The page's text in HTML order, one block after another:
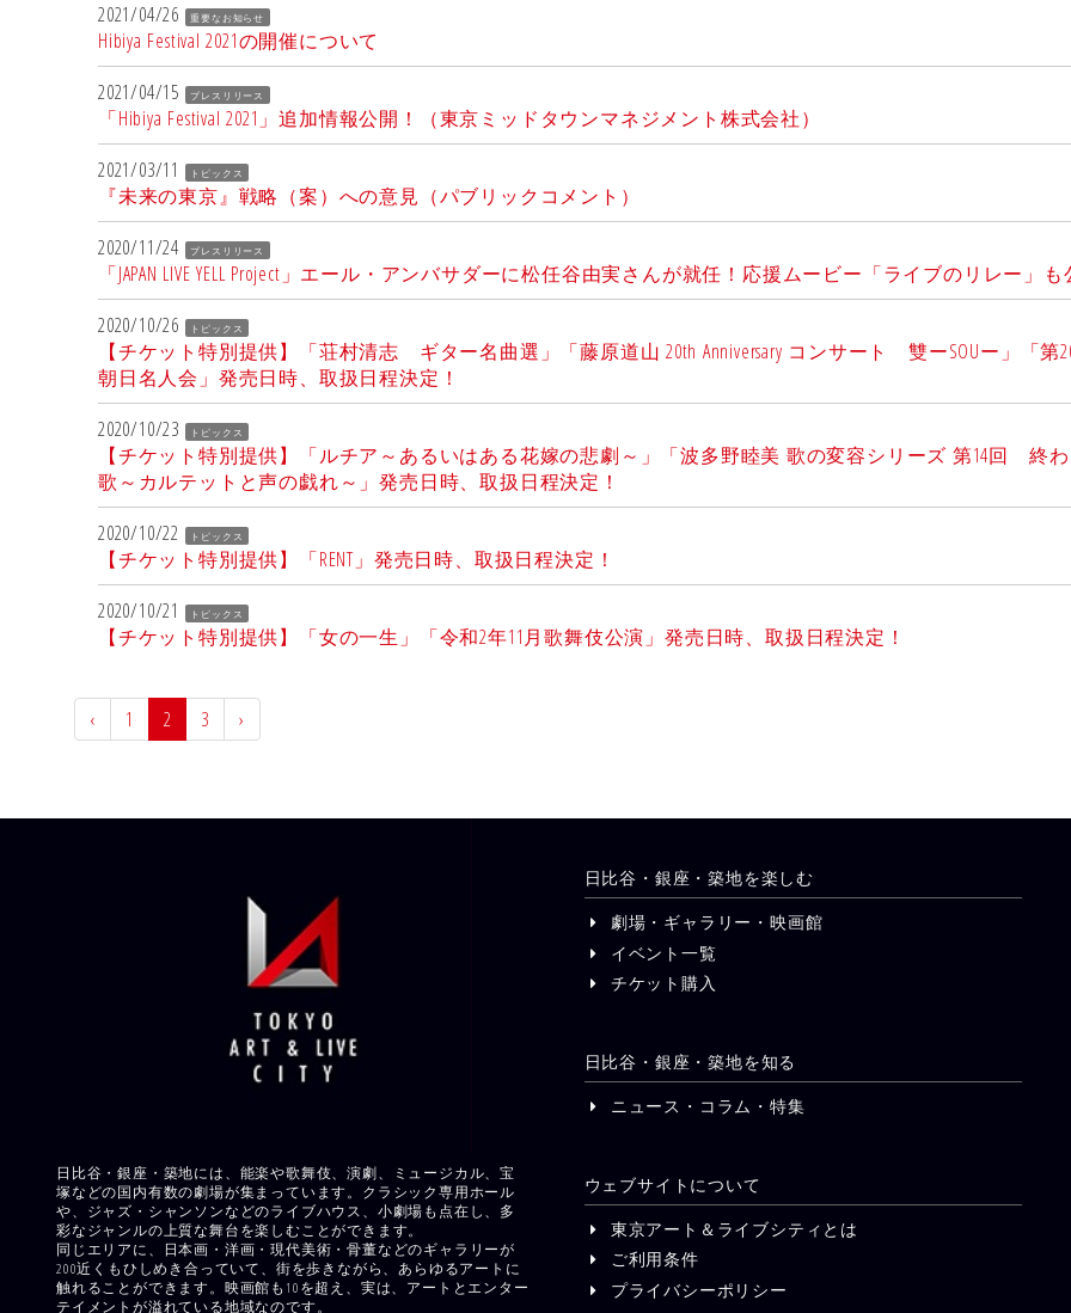
2021/04/26
重要なお知らせ
Hibiya Festival 2021の開催について
2021/04/15
プレスリリース
「Hibiya Festival 2021」追加情報公開！（東京ミッドタウンマネジメント株式会社）
2021/03/11
トピックス
『未来の東京』戦略（案）への意見（パブリックコメント）
2020/11/24
プレスリリース
「JAPAN LIVE YELL Project」エール・アンバサダーに松任谷由実さんが就任！応援ムービー「ライブのリレー」も
2020/10/26
トピックス
【チケット特別提供】「荘村清志 ギター名曲選」「藤原道山 20th Anniversary コンサート 雙ーSOUー」「第
朝日名人会」発売日時、取扱日程決定！
2020/10/23
トピックス
【チケット特別提供】「ルチア～あるいはある花嫁の悲劇～」「波多野睦美 歌の変容シリーズ 第14回 終わ
歌～カルテットと声の戯れ～」発売日時、取扱日程決定！
2020/10/22
トピックス
【チケット特別提供】「RENT」発売日時、取扱日程決定！
2020/10/21
トピックス
【チケット特別提供】「女の一生」「令和2年11月歌舞伎公演」発売日時、取扱日程決定！
‹ 1 2 3 ›
日比谷・銀座・築地には、能楽や歌舞伎、演劇、ミュージカル、宝
塚などの国内有数の劇場が集まっています。クラシック専用ホール
や、ジャズ・シャンソンなどのライブハウス、小劇場も点在し、多
彩なジャンルの上質な舞台を楽しむことができます。
同じエリアに、日本画・洋画・現代美術・骨董などのギャラリーが
200近くもひしめき合っていて、街を歩きながら、あらゆるアートに
触れることができます。映画館も10を超え、実は、アートとエンター
テイメントが溢れている地域なのです。
日比谷・銀座・築地を楽しむ
劇場・ギャラリー・映画館
イベント一覧
チケット購入
日比谷・銀座・築地を知る
ニュース・コラム・特集
ウェブサイトについて
東京アート＆ライブシティとは
ご利用条件
プライバシーポリシー